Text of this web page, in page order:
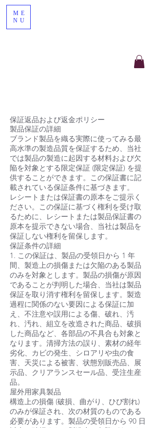
ME
NU
保証返品および返金ポリシー
製品保証の詳細
ブランド製品を織る実際に使ってみる最
高水準の製造品質を保証するため、当社
では製品の製造に起因する材料および欠
陥を対象とする限定保証 (限定保証) を提
供することができます。この保証書に記
載されている保証条件に基づきます。
レシートまたは保証書の原本をご提示く
ださい。この保証に基づく権利を受け取
るために、レシートまたは製品保証書の
原本を提示できない場合、当社は製品を
保証しない権利を留保します。
保証条件の詳細
1. この保証は、製品の受領日から 1 年
間、製造上の損傷または欠陥のある製品
のみを対象とします。製品の損傷が原因
であることが判明した場合、当社は製品
保証を取り消す権利を留保します。製造
過程に関係のない要因による保証に加
え、不注意や誤用による傷、破れ、汚
れ、汚れ、組立を改造された商品、破損
した商品など、各部品の不具合も対象と
なります。清掃方法の誤り、素材の経年
劣化、カビの発生、シロアリや虫の食
害、天災による被害、状態別販売品、展
示品、クリアランスセール品、受注生産
品。
屋外用家具製品
構造上の損傷 (破損、曲がり、ひび割れ)
のみが保証され、次の材質のものである
必要があります。製品の受領日から 90 日